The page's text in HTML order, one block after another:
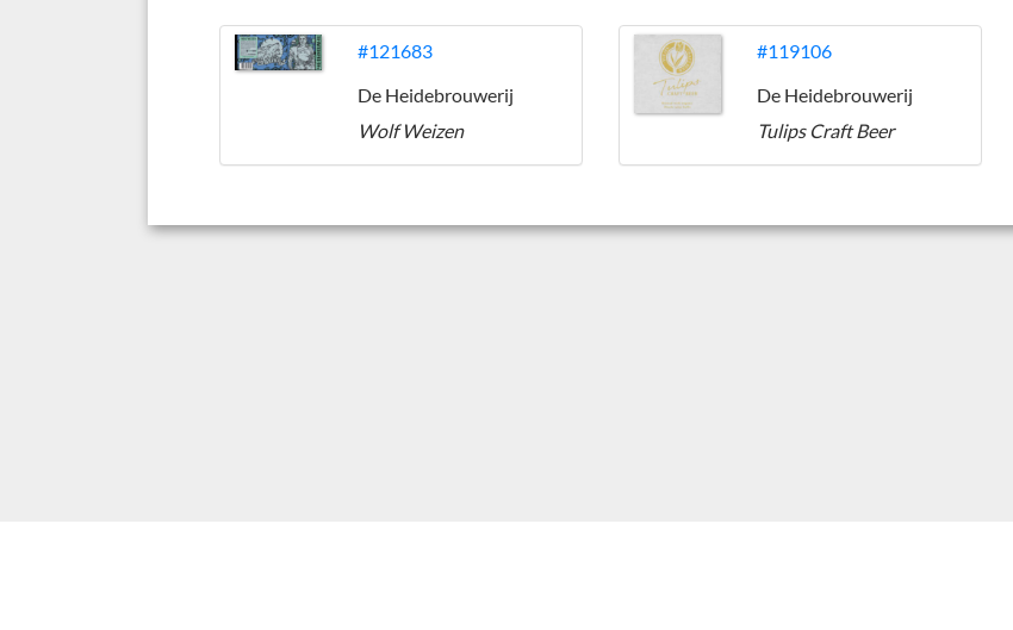
#121683
De Heidebrouwerij
Wolf Weizen
#119106
De Heidebrouwerij
Tulips Craft Beer